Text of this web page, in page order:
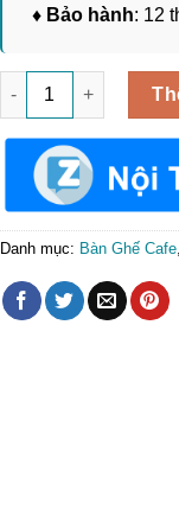
♦ Bảo hành: 12
Ghế Ăn (Cafe) Căn
Danh mục: Bàn Ghế Cafe